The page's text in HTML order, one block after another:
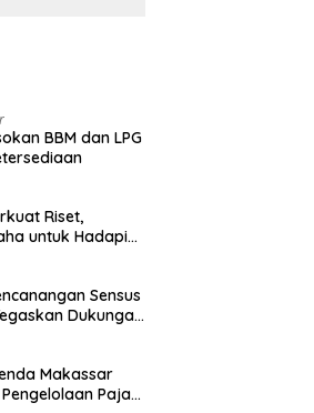
BBM dan LPG
Riset,
untuk Hadapi
Sensus
Dukungan
Makassar
Pajak